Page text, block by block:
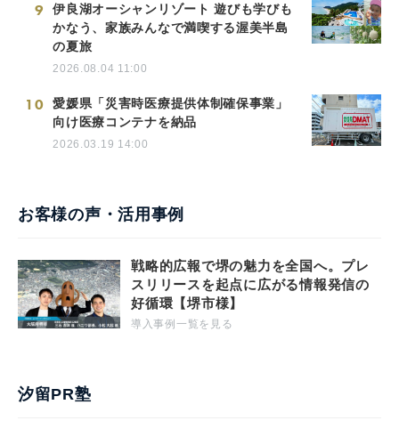
9
伊良湖オーシャンリゾート 遊びも学びも
かなう、家族みんなで満喫する渥美半島
の夏旅
2026.08.04 11:00
10
愛媛県「災害時医療提供体制確保事業」
向け医療コンテナを納品
2026.03.19 14:00
お客様の声・活用事例
戦略的広報で堺の魅力を全国へ。プレ
スリリースを起点に広がる情報発信の
好循環【堺市様】
導入事例一覧を見る
汐留PR塾